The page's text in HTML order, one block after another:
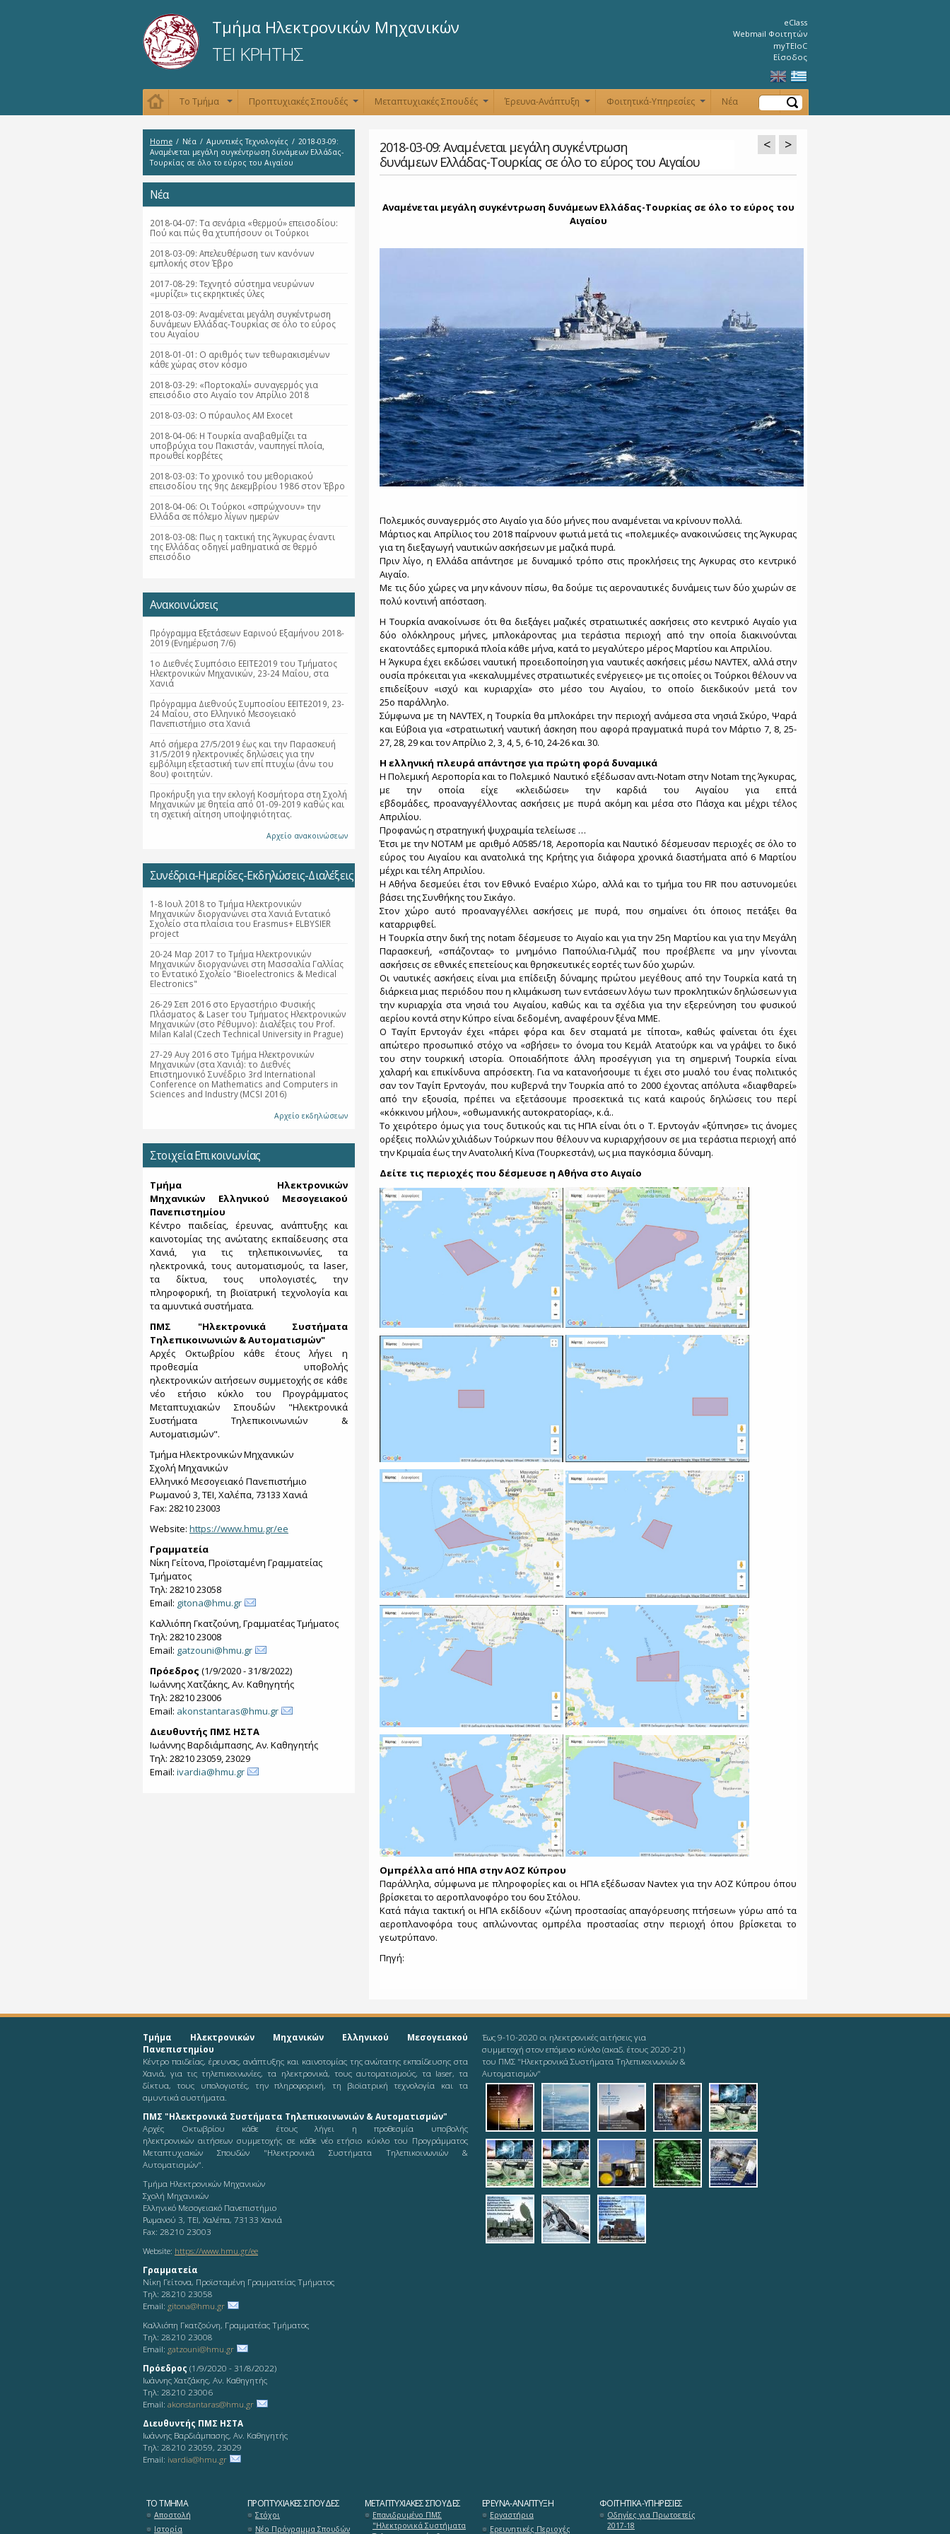
προς το
κυρίως
Τμήμα Ηλεκτρονικών Μηχανικών
ΤΕΙ ΚΡΗΤΗΣ
eClass
Webmail Φοιτητών
myTEIoC
Είσοδος
Το Τμήμα Προπτυχιακές Σπουδές Μεταπτυχιακές Σπουδές Έρευνα-Ανάπτυξη Φοιτητικά-Υπηρεσίες
+
Νέα Αναζήτηση
Home / Νέα / Αμυντικές Τεχνολογίες / 2018-03-09:
Αναμένεται μεγάλη συγκέντρωση δυνάμεων Ελλάδας-
Τουρκίας σε όλο το εύρος του Αιγαίου
Νέα
2018-04-07: Τα σενάρια «θερμού» επεισοδίου:
Πού και πώς θα χτυπήσουν οι Τούρκοι
2018-03-09: Απελευθέρωση των κανόνων
εμπλοκής στον Έβρο
2017-08-29: Τεχνητό σύστημα νευρώνων
«μυρίζει» τις εκρηκτικές ύλες
2018-03-09: Αναμένεται μεγάλη συγκέντρωση
δυνάμεων Ελλάδας-Τουρκίας σε όλο το εύρος
του Αιγαίου
2018-01-01: Ο αριθμός των τεθωρακισμένων
κάθε χώρας στον κόσμο
2018-03-29: «Πορτοκαλί» συναγερμός για
επεισόδιο στο Αιγαίο τον Απρίλιο 2018
2018-03-03: Ο πύραυλος AM Exocet
2018-04-06: Η Τουρκία αναβαθμίζει τα
υποβρύχια του Πακιστάν, ναυπηγεί πλοία,
προωθεί κορβέτες
2018-03-03: Το χρονικό του μεθοριακού
επεισοδίου της 9ης Δεκεμβρίου 1986 στον Έβρο
2018-04-06: Οι Τούρκοι «σπρώχνουν» την
Ελλάδα σε πόλεμο λίγων ημερών
2018-03-08: Πως η τακτική της Άγκυρας έναντι
της Ελλάδας οδηγεί μαθηματικά σε θερμό
επεισόδιο
Ανακοινώσεις
Πρόγραμμα Εξετάσεων Εαρινού Εξαμήνου 2018-
2019 (Ενημέρωση 7/6)
1ο Διεθνές Συμπόσιο ΕΕΙΤΕ2019 του Τμήματος
Ηλεκτρονικών Μηχανικών, 23-24 Μαΐου, στα
Χανιά
Πρόγραμμα Διεθνούς Συμποσίου ΕΕΙΤΕ2019, 23-
24 Μαΐου, στο Ελληνικό Μεσογειακό
Πανεπιστήμιο στα Χανιά
Από σήμερα 27/5/2019 έως και την Παρασκευή
31/5/2019 ηλεκτρονικές δηλώσεις για την
εμβόλιμη εξεταστική των επί πτυχίω (άνω του
8ου) φοιτητών.
Προκήρυξη για την εκλογή Κοσμήτορα στη Σχολή
Μηχανικών με θητεία από 01-09-2019 καθώς και
τη σχετική αίτηση υποψηφιότητας.
Αρχείο ανακοινώσεων
Συνέδρια-Ημερίδες-Εκδηλώσεις-Διαλέξεις
1-8 Ιουλ 2018 το Τμήμα Ηλεκτρονικών
Μηχανικών διοργανώνει στα Χανιά Εντατικό
Σχολείο στα πλαίσια του Erasmus+ ELBYSIER
project
20-24 Μαρ 2017 το Τμήμα Ηλεκτρονικών
Μηχανικών διοργανώνει στη Μασσαλία Γαλλίας
το Εντατικό Σχολείο "Bioelectronics & Medical
Electronics"
26-29 Σεπ 2016 στο Εργαστήριο Φυσικής
Πλάσματος & Laser του Τμήματος Ηλεκτρονικών
Μηχανικών (στο Ρέθυμνο): Διαλέξεις του Prof.
Milan Kalal (Czech Technical University in Prague)
27-29 Αυγ 2016 στο Τμήμα Ηλεκτρονικών
Μηχανικών (στα Χανιά): το Διεθνές
Επιστημονικό Συνέδριο 3rd International
Conference on Mathematics and Computers in
Sciences and Industry (MCSI 2016)
Αρχείο εκδηλώσεων
Στοιχεία Επικοινωνίας
Τμήμα Ηλεκτρονικών
Μηχανικών Ελληνικού Μεσογειακού
Πανεπιστημίου
Κέντρο παιδείας, έρευνας, ανάπτυξης και
καινοτομίας της ανώτατης εκπαίδευσης στα
Χανιά, για τις τηλεπικοινωνίες, τα
ηλεκτρονικά, τους αυτοματισμούς, τα laser,
τα δίκτυα, τους υπολογιστές, την
πληροφορική, τη βιοϊατρική τεχνολογία και
τα αμυντικά συστήματα.
ΠΜΣ "Ηλεκτρονικά Συστήματα
Τηλεπικοινωνιών & Αυτοματισμών"
Αρχές Οκτωβρίου κάθε έτους λήγει η
προθεσμία υποβολής
ηλεκτρονικών αιτήσεων συμμετοχής σε κάθε
νέο ετήσιο κύκλο του Προγράμματος
Μεταπτυχιακών Σπουδών "Ηλεκτρονικά
Συστήματα Τηλεπικοινωνιών &
Αυτοματισμών".
Τμήμα Ηλεκτρονικών Μηχανικών
Σχολή Μηχανικών
Ελληνικό Μεσογειακό Πανεπιστήμιο
Ρωμανού 3, ΤΕΙ, Χαλέπα, 73133 Χανιά
Fax: 28210 23003
Website: https://www.hmu.gr/ee
Γραμματεία
Νίκη Γείτονα, Προϊσταμένη Γραμματείας
Τμήματος
Τηλ: 28210 23058
Email: gitona@hmu.gr
Καλλιόπη Γκατζούνη, Γραμματέας Τμήματος
Τηλ: 28210 23008
Email: gatzouni@hmu.gr
Πρόεδρος (1/9/2020 - 31/8/2022)
Ιωάννης Χατζάκης, Αν. Καθηγητής
Τηλ: 28210 23006
Email: akonstantaras@hmu.gr
Διευθυντής ΠΜΣ ΗΣΤΑ
Ιωάννης Βαρδιάμπασης, Αν. Καθηγητής
Τηλ: 28210 23059, 23029
Email: ivardia@hmu.gr
2018-03-09: Αναμένεται μεγάλη συγκέντρωση
δυνάμεων Ελλάδας-Τουρκίας σε όλο το εύρος του Αιγαίου
< >
Αναμένεται μεγάλη συγκέντρωση δυνάμεων Ελλάδας-Τουρκίας σε όλο το εύρος του
Αιγαίου
Πολεμικός συναγερμός στο Αιγαίο για δύο μήνες που αναμένεται να κρίνουν πολλά.
Μάρτιος και Απρίλιος του 2018 παίρνουν φωτιά μετά τις «πολεμικές» ανακοινώσεις της Άγκυρας
για τη διεξαγωγή ναυτικών ασκήσεων με μαζικά πυρά.
Πριν λίγο, η Ελλάδα απάντησε με δυναμικό τρόπο στις προκλήσεις της Αγκυρας στο κεντρικό
Αιγαίο.
Με τις δύο χώρες να μην κάνουν πίσω, θα δούμε τις αεροναυτικές δυνάμεις των δύο χωρών σε
πολύ κοντινή απόσταση.
Η Τουρκία ανακοίνωσε ότι θα διεξάγει μαζικές στρατιωτικές ασκήσεις στο κεντρικό Αιγαίο για
δύο ολόκληρους μήνες, μπλοκάροντας μια τεράστια περιοχή από την οποία διακινούνται
εκατοντάδες εμπορικά πλοία κάθε μήνα, κατά το μεγαλύτερο μέρος Μαρτίου και Απριλίου.
Η Άγκυρα έχει εκδώσει ναυτική προειδοποίηση για ναυτικές ασκήσεις μέσω NAVTEX, αλλά στην
ουσία πρόκειται για «κεκαλυμμένες στρατιωτικές ενέργειες» με τις οποίες οι Τούρκοι θέλουν να
επιδείξουν «ισχύ και κυριαρχία» στο μέσο του Αιγαίου, το οποίο διεκδικούν μετά τον
25ο παράλληλο.
Σύμφωνα με τη NAVTEX, η Τουρκία θα μπλοκάρει την περιοχή ανάμεσα στα νησιά Σκύρο, Ψαρά
και Εύβοια για «στρατιωτική ναυτική άσκηση που αφορά πραγματικά πυρά τον Μάρτιο 7, 8, 25-
27, 28, 29 και τον Απρίλιο 2, 3, 4, 5, 6-10, 24-26 και 30.
Η ελληνική πλευρά απάντησε για πρώτη φορά δυναμικά
Η Πολεμική Αεροπορία και το Πολεμικό Ναυτικό εξέδωσαν αντι-Notam στην Notam της Άγκυρας,
με την οποία είχε «κλειδώσει» την καρδιά του Αιγαίου για επτά
εβδομάδες, προαναγγέλλοντας ασκήσεις με πυρά ακόμη και μέσα στο Πάσχα και μέχρι τέλος
Απριλίου.
Προφανώς η στρατηγική ψυχραιμία τελείωσε …
Έτσι με την ΝΟΤΑΜ με αριθμό A0585/18, Αεροπορία και Ναυτικό δέσμευσαν περιοχές σε όλο το
εύρος του Αιγαίου και ανατολικά της Κρήτης για διάφορα χρονικά διαστήματα από 6 Μαρτίου
μέχρι και τέλη Απριλίου.
Η Αθήνα δεσμεύει έτσι τον Εθνικό Εναέριο Χώρο, αλλά και το τμήμα του FIR που αστυνομεύει
βάσει της Συνθήκης του Σικάγο.
Στον χώρο αυτό προαναγγέλλει ασκήσεις με πυρά, που σημαίνει ότι όποιος πετάξει θα
καταρριφθεί.
Η Τουρκία στην δική της notam δέσμευσε το Αιγαίο και για την 25η Μαρτίου και για την Μεγάλη
Παρασκευή, «σπάζοντας» το μνημόνιο Παπούλια-Γιλμάζ που προέβλεπε να μην γίνονται
ασκήσεις σε εθνικές επετείους και θρησκευτικές εορτές των δύο χωρών.
Οι ναυτικές ασκήσεις είναι μια επίδειξη δύναμης πρώτου μεγέθους από την Τουρκία κατά τη
διάρκεια μιας περιόδου που η κλιμάκωση των εντάσεων λόγω των προκλητικών δηλώσεων για
την κυριαρχία στα νησιά του Αιγαίου, καθώς και τα σχέδια για την εξερεύνηση του φυσικού
αερίου κοντά στην Κύπρο είναι δεδομένη, αναφέρουν ξένα ΜΜΕ.
Ο Ταγίπ Ερντογάν έχει «πάρει φόρα και δεν σταματά με τίποτα», καθώς φαίνεται ότι έχει
απώτερο προσωπικό στόχο να «σβήσει» το όνομα του Κεμάλ Ατατούρκ και να γράψει το δικό
του στην τουρκική ιστορία. Οποιαδήποτε άλλη προσέγγιση για τη σημερινή Τουρκία είναι
χαλαρή και επικίνδυνα απρόσεκτη. Για να κατανοήσουμε τι έχει στο μυαλό του ένας πολιτικός
σαν τον Ταγίπ Ερντογάν, που κυβερνά την Τουρκία από το 2000 έχοντας απόλυτα «διαφθαρεί»
από την εξουσία, πρέπει να εξετάσουμε προσεκτικά τις κατά καιρούς δηλώσεις του περί
«κόκκινου μήλου», «οθωμανικής αυτοκρατορίας», κ.ά..
Το χειρότερο όμως για τους δυτικούς και τις ΗΠΑ είναι ότι ο Τ. Ερντογάν «ξύπνησε» τις άνομες
ορέξεις πολλών χιλιάδων Τούρκων που θέλουν να κυριαρχήσουν σε μια τεράστια περιοχή από
την Κριμαία έως την Ανατολική Κίνα (Τουρκεστάν), ως μια παγκόσμια δύναμη.
Δείτε τις περιοχές που δέσμευσε η Αθήνα στο Αιγαίο
Ομπρέλλα από ΗΠΑ στην ΑΟΖ Κύπρου
Παράλληλα, σύμφωνα με πληροφορίες και οι ΗΠΑ εξέδωσαν Navtex για την ΑΟΖ Κύπρου όπου
βρίσκεται το αεροπλανοφόρο του 6ου Στόλου.
Κατά πάγια τακτική οι ΗΠΑ εκδίδουν «ζώνη προστασίας απαγόρευσης πτήσεων» γύρω από τα
αεροπλανοφόρα τους απλώνοντας ομπρέλα προστασίας στην περιοχή όπου βρίσκεται το
γεωτρύπανο.
Πηγή:
Τμήμα Ηλεκτρονικών Μηχανικών Ελληνικού Μεσογειακού
Πανεπιστημίου
Κέντρο παιδείας, έρευνας, ανάπτυξης και καινοτομίας της ανώτατης εκπαίδευσης στα
Χανιά, για τις τηλεπικοινωνίες, τα ηλεκτρονικά, τους αυτοματισμούς, τα laser, τα
δίκτυα, τους υπολογιστές, την πληροφορική, τη βιοϊατρική τεχνολογία και τα
αμυντικά συστήματα.
ΠΜΣ "Ηλεκτρονικά Συστήματα Τηλεπικοινωνιών & Αυτοματισμών"
Αρχές Οκτωβρίου κάθε έτους λήγει η προθεσμία υποβολής
ηλεκτρονικών αιτήσεων συμμετοχής σε κάθε νέο ετήσιο κύκλο του Προγράμματος
Μεταπτυχιακών Σπουδών "Ηλεκτρονικά Συστήματα Τηλεπικοινωνιών &
Αυτοματισμών".
Τμήμα Ηλεκτρονικών Μηχανικών
Σχολή Μηχανικών
Ελληνικό Μεσογειακό Πανεπιστήμιο
Ρωμανού 3, ΤΕΙ, Χαλέπα, 73133 Χανιά
Fax: 28210 23003
Website: https://www.hmu.gr/ee
Γραμματεία
Νίκη Γείτονα, Προϊσταμένη Γραμματείας Τμήματος
Τηλ: 28210 23058
Email: gitona@hmu.gr
Καλλιόπη Γκατζούνη, Γραμματέας Τμήματος
Τηλ: 28210 23008
Email: gatzouni@hmu.gr
Πρόεδρος (1/9/2020 - 31/8/2022)
Ιωάννης Χατζάκης, Αν. Καθηγητής
Τηλ: 28210 23006
Email: akonstantaras@hmu.gr
Διευθυντής ΠΜΣ ΗΣΤΑ
Ιωάννης Βαρδιάμπασης, Αν. Καθηγητής
Τηλ: 28210 23059, 23029
Email: ivardia@hmu.gr
Έως 9-10-2020 οι ηλεκτρονικές αιτήσεις για
συμμετοχή στον επόμενο κύκλο (ακαδ. έτους 2020-21)
του ΠΜΣ "Ηλεκτρονικά Συστήματα Τηλεπικοινωνιών &
Αυτοματισμών"
2019-08-11_ieee-givingup.jpg
2019-08-11_ieee-mind.jpg
2019-08-11_ieee-
odds.jpg
2019-08-11_ieee-
yoda.jpg
2019-08-
12_logotypophds.jpg
2019-08-12_logotypoista.jpg
2019-08-
21_logotypotmimatos.jpg
pictop.jpgteleautos_3.jpg
teleautos_4.jpg
teleautos_5.jpg
teleautos_6.jpg
teleautos_7.jpg
ΤΟ ΤΜΉΜΑ
Αποστολή
Ιστορία
ΠΡΟΠΤΥΧΙΑΚΈΣ ΣΠΟΥΔΈΣ
Στόχοι
Νέο Πρόγραμμα Σπουδών
ΜΕΤΑΠΤΥΧΙΑΚΈΣ ΣΠΟΥΔΈΣ
Επανιδρυμένο ΠΜΣ
"Ηλεκτρονικά Συστήματα
ΈΡΕΥΝΑ-ΑΝΆΠΤΥΞΗ
Εργαστήρια
Ερευνητικές Περιοχές
ΦΟΙΤΗΤΙΚΆ-ΥΠΗΡΕΣΊΕΣ
Οδηγίες για Πρωτοετείς
2017-18